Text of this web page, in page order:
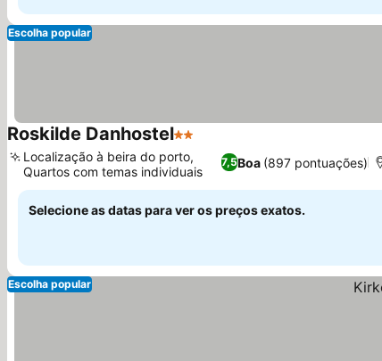
Escolha popular
Roskilde Danhostel2 Estrelas
7,5Boa (897 pontuações)
Localização à beira do porto,
Quartos com temas individuais
Selecione as datas para ver os preços exatos.
Escolha popular